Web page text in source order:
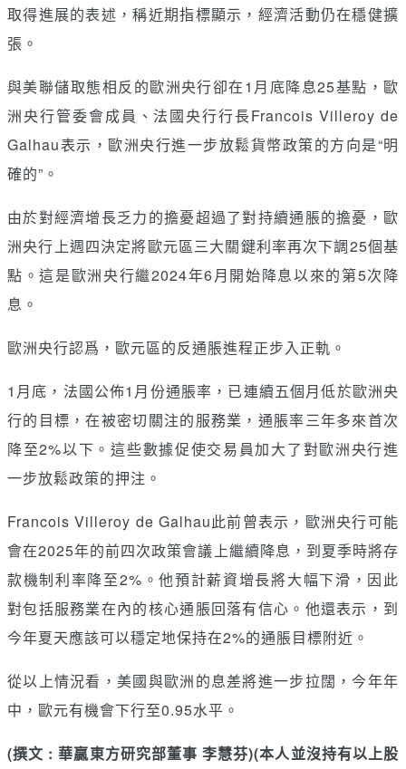
取得進展的表述，稱近期指標顯示，經濟活動仍在穩健擴
張。
與美聯儲取態相反的歐洲央行卻在1月底降息25基點，歐
洲央行管委會成員、法國央行行長Francois Villeroy de
Galhau表示，歐洲央行進一步放鬆貨幣政策的方向是“明
確的”。
由於對經濟增長乏力的擔憂超過了對持續通脹的擔憂，歐
洲央行上週四決定將歐元區三大關鍵利率再次下調25個基
點。這是歐洲央行繼2024年6月開始降息以來的第5次降
息。
歐洲央行認爲，歐元區的反通脹進程正步入正軌。
1月底，法國公佈1月份通脹率，已連續五個月低於歐洲央
行的目標，在被密切關注的服務業，通脹率三年多來首次
降至2%以下。這些數據促使交易員加大了對歐洲央行進
一步放鬆政策的押注。
Francois Villeroy de Galhau此前曾表示，歐洲央行可能
會在2025年的前四次政策會議上繼續降息，到夏季時將存
款機制利率降至2%。他預計薪資增長將大幅下滑，因此
對包括服務業在內的核心通脹回落有信心。他還表示，到
今年夏天應該可以穩定地保持在2%的通脹目標附近。
從以上情況看，美國與歐洲的息差將進一步拉闊，今年年
中，歐元有機會下行至0.95水平。
(撰文 : 華贏東方研究部董事 李慧芬)(本人並沒持有以上股